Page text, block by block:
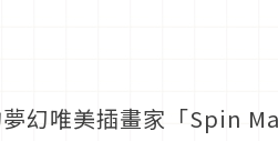
幻唯美插畫家「Spin